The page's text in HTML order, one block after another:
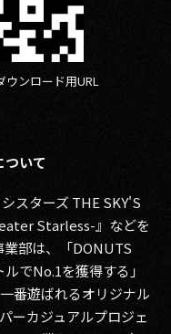
ウンロード用URL
いて
スターズ THE SKY'S
Starless-』などを
部は、「DONUTS
でNo.1を獲得する」
番遊ばれるオリジナル
ーカジュアルプロジェ